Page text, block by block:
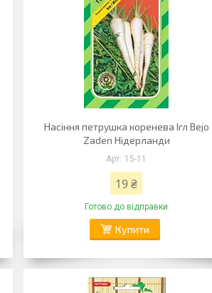
Насіння петрушка коренева Ігл Bejo
Zaden Нідерланди
15-11
19 ₴
Готово до відправки
Купити